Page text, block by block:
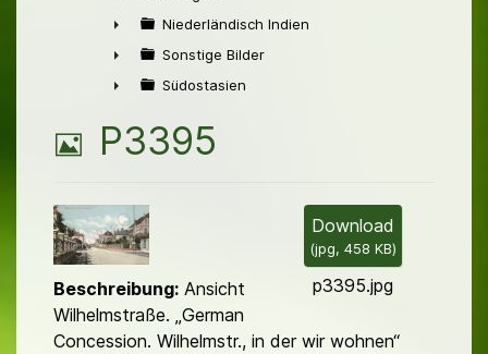
►
►
Niederländisch Indien
►
Sonstige Bilder
Südostasien
B
l
d
P3395
Download
(jpg, 458 KB)
p3395.jpg
Beschreibung: Ansicht
Wilhelmstraße. „German
Concession. Wilhelmstr., in der wir wohnen“